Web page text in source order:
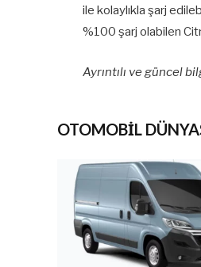
ile kolaylıkla şarj
%100 şarj olabilen
Ayrıntılı ve güncel
OTOMOBİL